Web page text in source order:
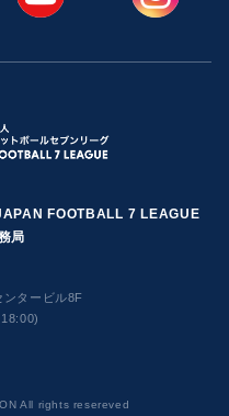
FOOTBALL 7 LEAGUE
局
タービル8F
All rights resereved